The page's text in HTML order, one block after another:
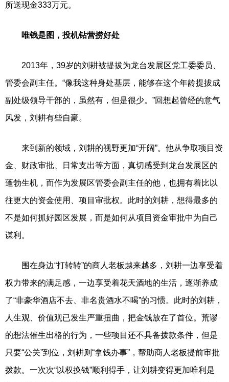
所送现金333万元。
唯钱是图，投机钻营捞好处
2013年，39岁的刘耕被提拔为龙台发展区党工委委员、
管委会副主任。“像我这种身处基层，能够在这个年龄提拔成
副处级领导干部的，虽然有，但是很少。”回想起曾经的意气
风发，刘耕有些自豪。
来到新的领域，刘耕的视野更加“开阔”。他从争取项目资
金、财政审批、日常支出等方面，真切感受到龙台发展区的
蓬勃生机，而作为发展区管委会副主任的他，也拥有着比以
往更大的资金使用、项目审批权。此时的刘耕，想得最多的
不是如何抓好园区发展，而是如何从项目资金审批中为自己
谋利。
围在身边“打转转”的商人老板越来越多，刘耕一边享受着
权力带来的满足感，一边享受着花天酒地的生活，逐渐养成
了“非豪华酒店不去、非名贵酒水不喝”的习惯。此时的刘耕，
人生观、价值观已发生严重扭曲，把金钱放在了首位。荒谬
的想法催生出格的行为，一些项目还不具备拨款条件，但是
只要“公关”到位，刘耕则“拿钱办事”，帮助商人老板提前审批
拨款。一次次“以权换钱”顺利得手，让刘耕变得更加唯利是